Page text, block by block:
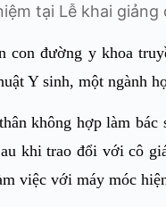
tại Lễ khai
đường y khoa
Y sinh, một ngành
không hợp làm
khi trao đổi với cô
việc với máy móc